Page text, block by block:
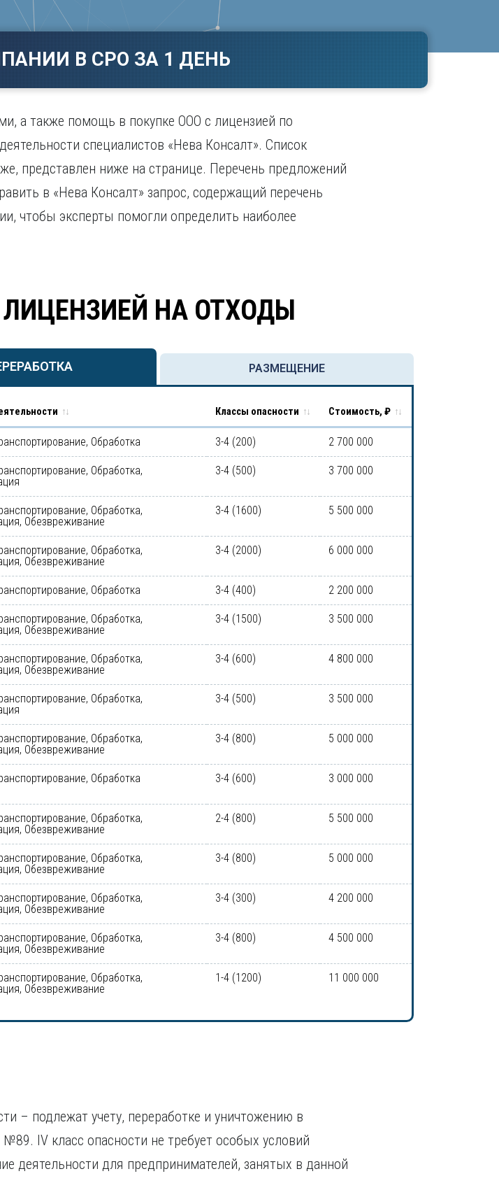
Севастополь
Симферополь
Смоленск
Чебоксары
Челябинск
Череповец
Чита
В СРО ЗА 1 ДЕНЬ
а также помощь в покупке ООО с лицензией по
специалистов «Нева Консалт». Список
представлен ниже на странице. Перечень предложений
в «Нева Консалт» запрос, содержащий перечень
чтобы эксперты помогли определить наиболее
НА ОТХОДЫ
РАЗМЕЩЕНИЕ
Классы опасности Стоимость, ₽
Обработка 3-4 (200) 2 700 000
Обработка,
3-4 (500) 3 700 000
Обработка,
Обезвреживание
3-4 (1600) 5 500 000
Обработка,
Обезвреживание
3-4 (2000) 6 000 000
Обработка 3-4 (400) 2 200 000
Обработка,
Обезвреживание
3-4 (1500) 3 500 000
Обработка,
Обезвреживание
3-4 (600) 4 800 000
Обработка,
3-4 (500) 3 500 000
Обработка,
Обезвреживание
3-4 (800) 5 000 000
Обработка 3-4 (600) 3 000 000
Обработка,
Обезвреживание
2-4 (800) 5 500 000
Обработка,
Обезвреживание
3-4 (800) 5 000 000
Обработка,
Обезвреживание
3-4 (300) 4 200 000
Обработка,
Обезвреживание
3-4 (800) 4 500 000
Обработка,
Обезвреживание
1-4 (1200) 11 000 000
– подлежат учету, переработке и уничтожению в
IV класс опасности не требует особых условий
деятельности для предпринимателей, занятых в данной